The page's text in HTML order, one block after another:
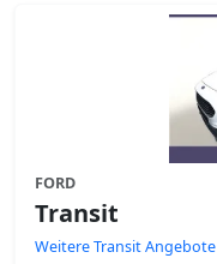
FORD
Transit
Weitere Transit Angebote